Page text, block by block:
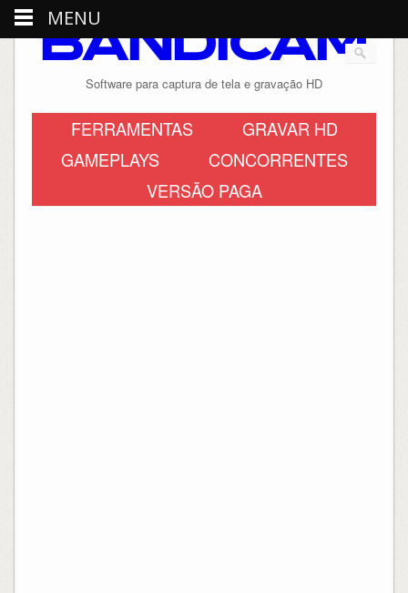
BANDICAM
Software para captura de tela e gravação HD
FERRAMENTAS
GRAVAR HD
GAMEPLAYS
CONCORRENTES
VERSÃO PAGA
MENU